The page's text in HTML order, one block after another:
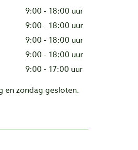
9:00 - 18:00 uur
9:00 - 18:00 uur
9:00 - 18:00 uur
9:00 - 18:00 uur
9:00 - 17:00 uur
en zondag gesloten.